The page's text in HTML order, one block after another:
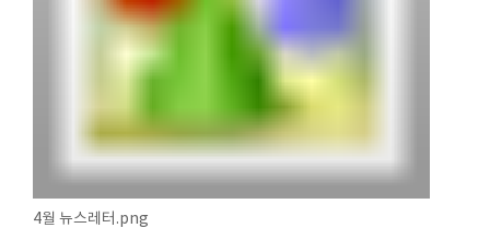
4월 뉴스레터.png